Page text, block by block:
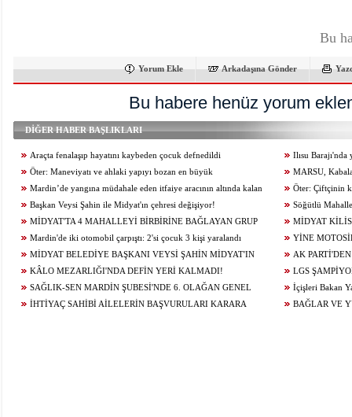
Bu
Yorum Ekle Arkadaşına Gönder
Bu habere henüz yorum
DİĞER HABER BAŞLIKLARI
Araçta fenalaşıp hayatını kaybeden çocuk defnedildi
Ilısu Barajı'nda
geçti
Öter: Maneviyatı ve ahlaki yapıyı bozan en büyük
olumsuzluklardan biri de sanal kumardır
MARSU,
Yeniliyor
Mardin’de yangına müdahale eden itfaiye aracının altında kalan
itfaiye eri öldü
Öter: Çiftçinin
alınmamalı
Başkan Veysi Şahin ile Midyat'ın çehresi değişiyor!
Söğütlü
Ediyor
MİDYAT'TA 4 MAHALLEYİ BİRBİRİNE BAĞLAYAN GRUP
YOLU YENİLENDİ
MİDYAT
Mardin'de iki otomobil çarpıştı: 2'si çocuk 3 kişi yaralandı
YİNE
ÇARPIŞTI: 1
MİDYAT BELEDİYE BAŞKANI VEYSİ ŞAHİN MİDYAT'IN
GELECEĞİ İÇİN ÇALIŞIYOR...
AK
KÂLO MEZARLIĞI'NDA DEFİN YERİ KALMADI!
LGS
KONUĞU OLDU
SAĞLIK-SEN MARDİN ŞUBESİ'NDE 6. OLAĞAN GENEL
KURUL HEYECANI YAŞANIYOR!
İçişleri Bakan
İHTİYAÇ SAHİBİ AİLELERİN BAŞVURULARI KARARA
BAĞLAR VE